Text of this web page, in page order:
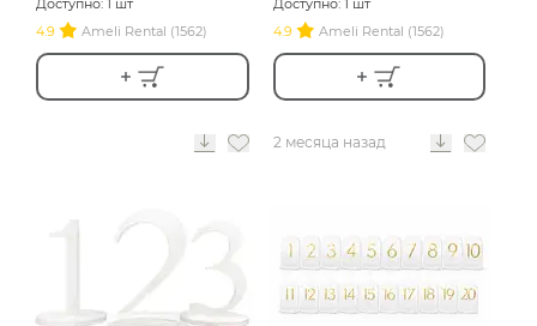
Доступно: 1 шт
4.9
Ameli Rental (1562)
Доступно: 1 шт
4.9
Ameli Rental (1562)
2 месяца назад